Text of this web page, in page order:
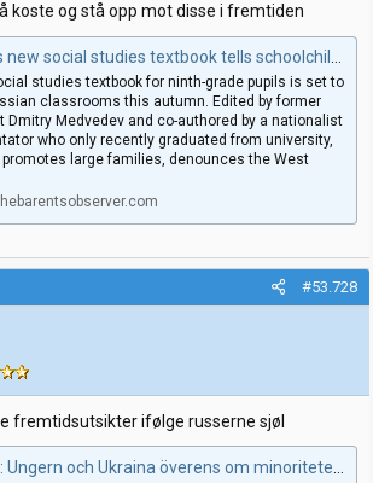
koste og stå opp mot disse i fremtiden
social studies textbook tells schoolchildren: “Either a patriot or a scoundrel”
studies textbook for ninth-grade pupils is set to
classrooms this autumn. Edited by former
Dmitry Medvedev and co-authored by a nationalist
who only recently graduated from university,
promotes large families, denounces the West
#53.728
fremtidsutsikter ifølge russerne sjøl
överens om minoriteter, öppnar för EU-medlemskap – regimrådgivare: “Ryssland i krig i decennier framöver”